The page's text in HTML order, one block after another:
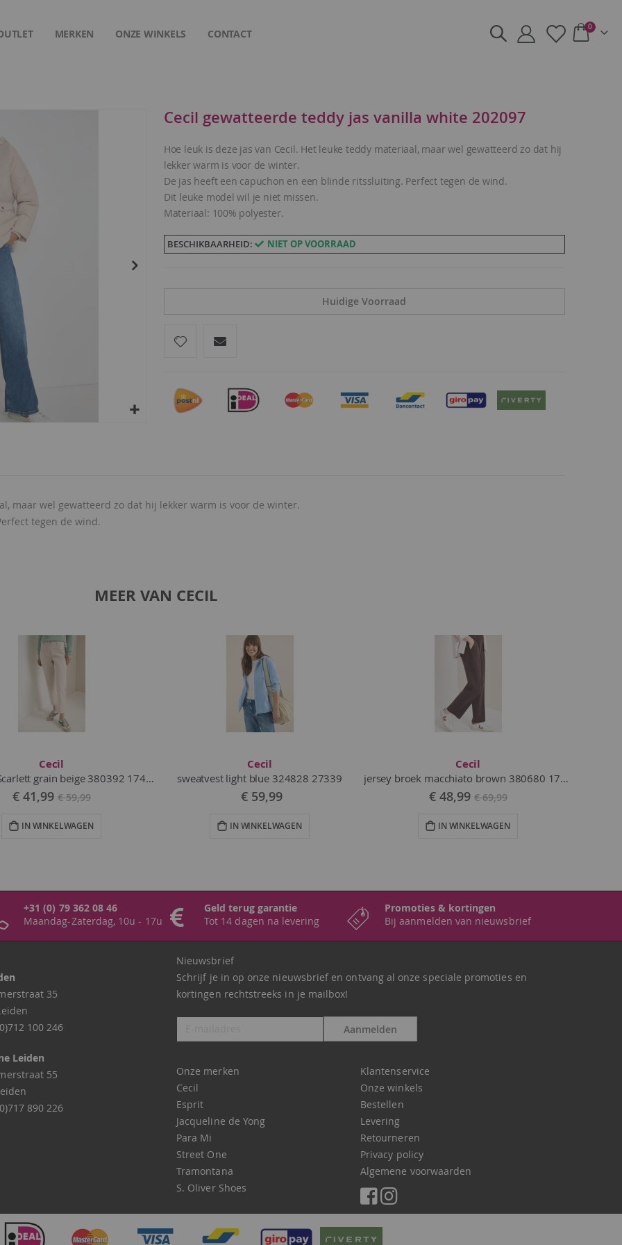
MERKEN ONZE WINKELS CONTACT
0
Cecil gewatteerde teddy jas vanilla white 202097
Hoe leuk is deze jas van Cecil. Het leuke teddy materiaal, maar wel gewatteerd zo dat hij
lekker warm is voor de winter.
De jas heeft een capuchon en een blinde ritssluiting. Perfect tegen de wind.
Dit leuke model wil je niet missen.
Materiaal: 100% polyester.
BESCHIKBAARHEID: NIET OP VOORRAAD
Huidige Voorraad
maar wel gewatteerd zo dat hij lekker warm is voor de winter.
tegen de wind.
MEER VAN CECIL
Cecil
7/8 broek Scarlett grain beige 380392 17472
Vanaf
€ 41,99 € 59,99
IN WINKELWAGEN
Cecil
sweatvest light blue 324828 27339
Vanaf
€ 59,99
IN WINKELWAGEN
Cecil
jersey broek macchiato brown 380680 17493
Vanaf
€ 48,99 € 69,99
IN WINKELWAGEN
+31 (0) 79 362 08 46
Maandag-Zaterdag, 10u - 17u
Geld terug garantie
Tot 14 dagen na levering
Promoties & kortingen
Bij aanmelden van nieuwsbrief
35
100 246
Leiden
55
890 226
Nieuwsbrief
Schrijf je in op onze nieuwsbrief en ontvang al onze speciale promoties en
kortingen rechtstreeks in je mailbox!
Aanmelden
Onze merken
Cecil
Esprit
Jacqueline de Yong
Para Mi
Street One
Tramontana
S. Oliver Shoes
Klantenservice
Onze winkels
Bestellen
Levering
Retourneren
Privacy policy
Algemene voorwaarden